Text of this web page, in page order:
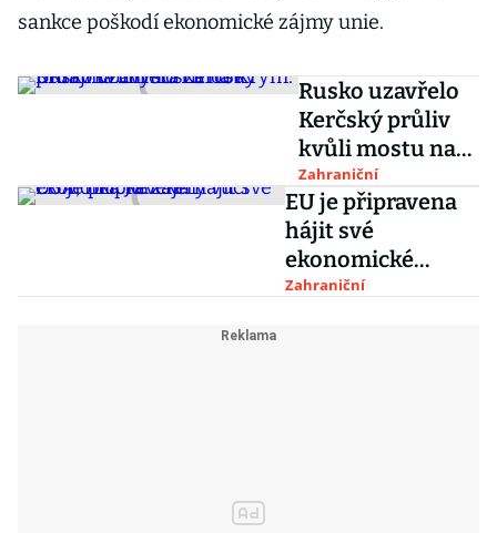
sankce poškodí ekonomické zájmy unie.
Rusko uzavřelo
Kerčský průliv
kvůli mostu na
Krym. Ukrajina
chystá žalobu
Zahraniční
EU je připravena
hájit své
ekonomické
zájmy vůči USA,
Zahraniční